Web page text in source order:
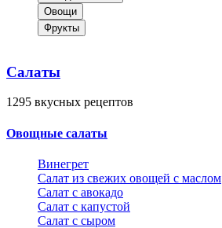
Овощи
Фрукты
Салаты
1295 вкусных рецептов
Овощные салаты
Винегрет
Салат из свежих овощей с маслом
Салат с авокадо
Салат с капустой
Салат с сыром